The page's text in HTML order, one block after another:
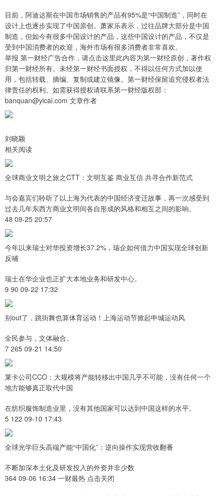
目前，阿迪达斯在中国市场销售的产品有95%是“中国制造”，同时在
设计上也逐步实现了中国原创。萧家乐表示，过往品牌大部分是中国
制造，但如今有很多中国设计的产品，这些中国设计的产品，不仅是
受到中国消费者的欢迎，海外市场有很多消费者非常喜欢。
举报 第一财经广告合作，请点击这里此内容为第一财经原创，著作权
归第一财经所有。未经第一财经书面授权，不得以任何方式加以使
用，包括转载、摘编、复制或建立镜像。第一财经保留追究侵权者法
律责任的权利。如需获得授权请联系第一财经版权部：
banquan@yicai.com 文章作者
刘晓颖
相关阅读
全球商业文明之旅之CTT：文明互鉴 商业互信 共寻合作新范式
与会嘉宾们聆听了以上海为代表的中国经济变迁故事，再一次感受到
过去几年东西方商业文明间各自形成的风格和相互之间的影响。
48 09-25 20:57
今年以来瑞士对华投资增长37.2%，瑞企如何借力中国实现全球创新
反哺
瑞士在华企业也正扩大本地业务和研发中心。
9 90 09-22 17:32
别out了，跳街舞也算体育运动！上海运动节掀起申城运动风
全民参与，文体融合。
7 265 09-21 14:50
莱卡公司CCO：大规模将产能转移出中国几乎不可能，没有任何一个
地方能够真正取代中国
在纺织服饰制造业里，没有其他国家可以达到中国这样的水平。
5 122 09-10 17:43
全球光学巨头高端产能“中国化”：逆向操作实现营收翻番
不断加深本土化及研发投入的外资并非少数
364 09-06 16:34 一财最热 点击关闭